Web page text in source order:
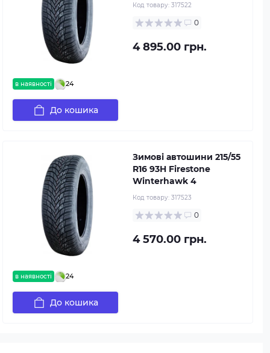
в наявності 24
Код товару: 317522
0
4 895.00 грн.
До кошика
в наявності 24
Зимові автошини 215/55
R16 93H Firestone
Winterhawk 4
Код товару: 317523
0
4 570.00 грн.
До кошика